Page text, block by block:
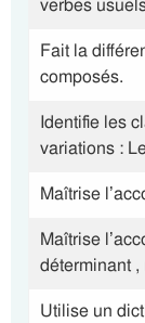
verbes
Fait la
composés.
Identifie les
variations :
Maîtrise
Maîtrise
déterminant
Utilise un